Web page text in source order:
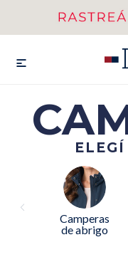

Camperas
de abrigo
VER
HASTA 40%OFF